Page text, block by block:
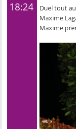
18:24
Duel tout
Maxime
Maxime